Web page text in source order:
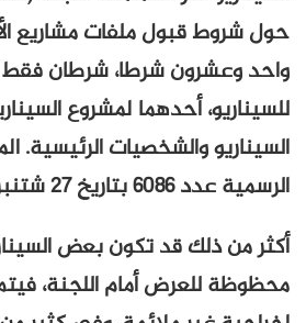
ملفات مشاريع الأفلام قبل
شرطا، شرطان فقط مخصصان
أحدهما لمشروع السيناريو
الرئيسية. المرجع،
2012).
قد تكون بعض السيناريوهات
أمام اللجنة، فيتم إفسادها